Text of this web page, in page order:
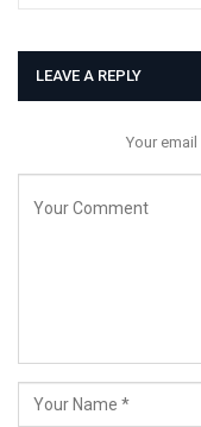
LEAVE A REPLY
Your